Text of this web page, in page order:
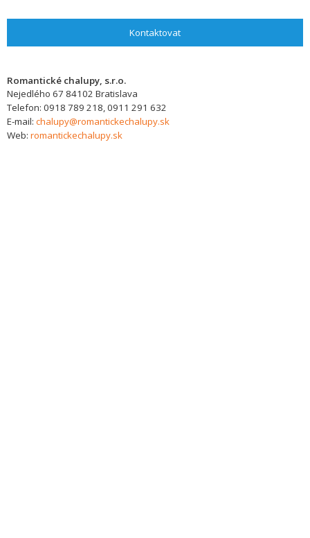
Kontaktovat
Romantické chalupy, s.r.o.
Nejedlého 67 84102 Bratislava
Telefon: 0918 789 218, 0911 291 632
E-mail: chalupy@romantickechalupy.sk
Web: romantickechalupy.sk